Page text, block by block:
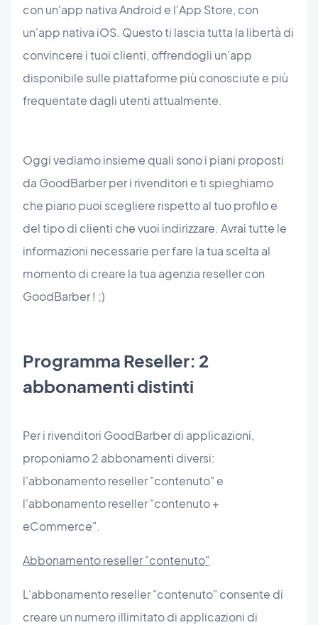
con un'app nativa Android e l'App Store, con
un'app nativa iOS. Questo ti lascia tutta la libertà di
convincere i tuoi clienti, offrendogli un'app
disponibile sulle piattaforme più conosciute e più
frequentate dagli utenti attualmente.
Oggi vediamo insieme quali sono i piani proposti
da GoodBarber per i rivenditori e ti spieghiamo
che piano puoi scegliere rispetto al tuo profilo e
del tipo di clienti che vuoi indirizzare. Avrai tutte le
informazioni necessarie per fare la tua scelta al
momento di creare la tua agenzia reseller con
GoodBarber ! ;)
Programma Reseller: 2
abbonamenti distinti
Per i rivenditori GoodBarber di applicazioni,
proponiamo 2 abbonamenti diversi:
l'abbonamento reseller "contenuto" e
l'abbonamento reseller "contenuto +
eCommerce".
Abbonamento reseller "contenuto"
L'abbonamento reseller "contenuto" consente di
creare un numero illimitato di applicazioni di